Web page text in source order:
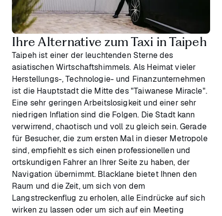
Ihre Alternative zum Taxi in Taipeh
Taipeh ist einer der leuchtenden Sterne des
asiatischen Wirtschaftshimmels. Als Heimat vieler
Herstellungs-, Technologie- und Finanzunternehmen
ist die Hauptstadt die Mitte des "Taiwanese Miracle".
Eine sehr geringen Arbeitslosigkeit und einer sehr
niedrigen Inflation sind die Folgen. Die Stadt kann
verwirrend, chaotisch und voll zu gleich sein. Gerade
für Besucher, die zum ersten Mal in dieser Metropole
sind, empfiehlt es sich einen professionellen und
ortskundigen Fahrer an Ihrer Seite zu haben, der
Navigation übernimmt. Blacklane bietet Ihnen den
Raum und die Zeit, um sich von dem
Langstreckenflug zu erholen, alle Eindrücke auf sich
wirken zu lassen oder um sich auf ein Meeting